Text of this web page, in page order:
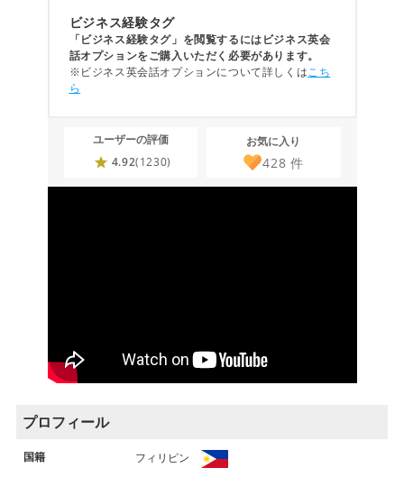
ビジネス経験タグ
「ビジネス経験タグ」を閲覧するにはビジネス英会
話オプションをご購入いただく必要があります。
※ビジネス英会話オプションについて詳しくはこち
ら
ユーザーの評価
4.92(1230)
お気に入り
428 件
プロフィール
国籍 フィリピン